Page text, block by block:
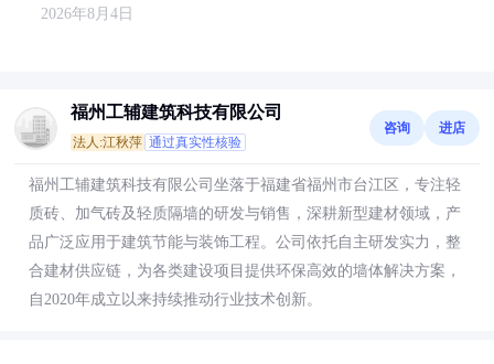
2026年8月4日
福州工辅建筑科技有限公司
法人:江秋萍 通过真实性核验
咨询 进店
福州工辅建筑科技有限公司坐落于福建省福州市台江区，专注轻
质砖、加气砖及轻质隔墙的研发与销售，深耕新型建材领域，产
品广泛应用于建筑节能与装饰工程。公司依托自主研发实力，整
合建材供应链，为各类建设项目提供环保高效的墙体解决方案，
自2020年成立以来持续推动行业技术创新。